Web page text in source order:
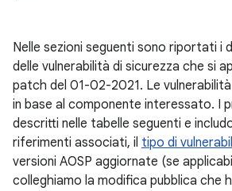
Nelle sezioni seguenti sono riportati i
delle vulnerabilità di sicurezza che si
patch del 01-02-2021. Le
in base al componente interessato. I
descritti nelle tabelle seguenti e
riferimenti associati, il tipo di
versioni AOSP aggiornate (se
colleghiamo la modifica pubblica che